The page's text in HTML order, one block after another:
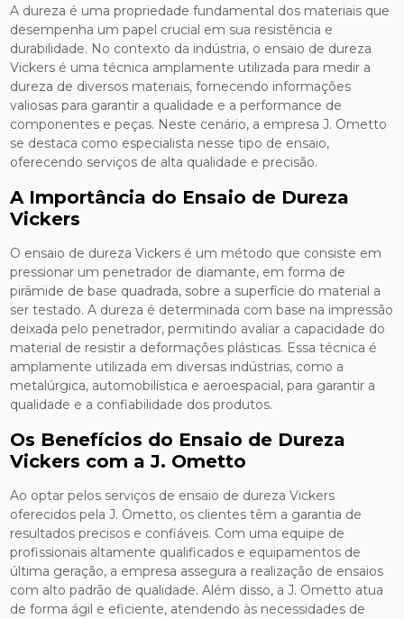
A dureza é uma propriedade fundamental dos materiais que
desempenha um papel crucial em sua resistência e
durabilidade. No contexto da indústria, o ensaio de dureza
Vickers é uma técnica amplamente utilizada para medir a
dureza de diversos materiais, fornecendo informações
valiosas para garantir a qualidade e a performance de
componentes e peças. Neste cenário, a empresa J. Ometto
se destaca como especialista nesse tipo de ensaio,
oferecendo serviços de alta qualidade e precisão.
A Importância do Ensaio de Dureza
Vickers
O ensaio de dureza Vickers é um método que consiste em
pressionar um penetrador de diamante, em forma de
pirâmide de base quadrada, sobre a superfície do material a
ser testado. A dureza é determinada com base na impressão
deixada pelo penetrador, permitindo avaliar a capacidade do
material de resistir a deformações plásticas. Essa técnica é
amplamente utilizada em diversas indústrias, como a
metalúrgica, automobilística e aeroespacial, para garantir a
qualidade e a confiabilidade dos produtos.
Os Benefícios do Ensaio de Dureza
Vickers com a J. Ometto
Ao optar pelos serviços de ensaio de dureza Vickers
oferecidos pela J. Ometto, os clientes têm a garantia de
resultados precisos e confiáveis. Com uma equipe de
profissionais altamente qualificados e equipamentos de
última geração, a empresa assegura a realização de ensaios
com alto padrão de qualidade. Além disso, a J. Ometto atua
de forma ágil e eficiente, atendendo às necessidades de